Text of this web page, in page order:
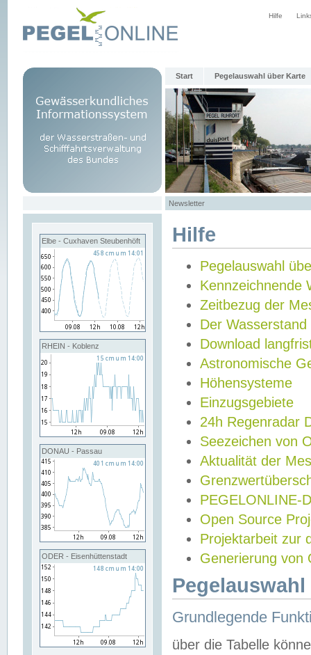
Hilfe
Start Pegelauswahl über Karte
Newsletter
Elbe - Cuxhaven Steubenhöft
RHEIN - Koblenz
DONAU - Passau
ODER - Eisenhüttenstadt
Hilfe
Pegelauswahl
Kennzeichnende
Zeitbezug der
Der Wasserstand
Download
Astronomische
Höhensysteme
Einzugsgebiete
24h Regenradar
Seezeichen von
Aktualität der
PEGELONLINE-
Open Source
Projektarbeit zur
Generierung von
Grundlegende
über die Tabelle